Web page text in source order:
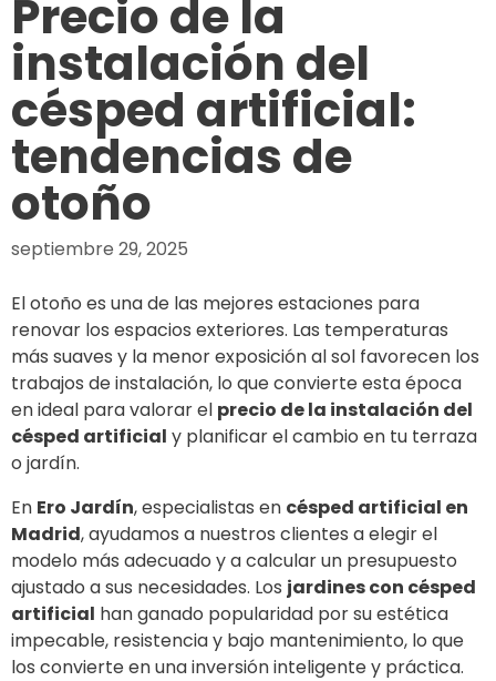
Precio de la
instalación del
césped artificial:
tendencias de
otoño
septiembre 29, 2025
El otoño es una de las mejores estaciones para
renovar los espacios exteriores. Las temperaturas
más suaves y la menor exposición al sol favorecen los
trabajos de instalación, lo que convierte esta época
en ideal para valorar el precio de la instalación del
césped artificial y planificar el cambio en tu terraza
o jardín.
En Ero Jardín, especialistas en césped artificial en
Madrid, ayudamos a nuestros clientes a elegir el
modelo más adecuado y a calcular un presupuesto
ajustado a sus necesidades. Los jardines con césped
artificial han ganado popularidad por su estética
impecable, resistencia y bajo mantenimiento, lo que
los convierte en una inversión inteligente y práctica.